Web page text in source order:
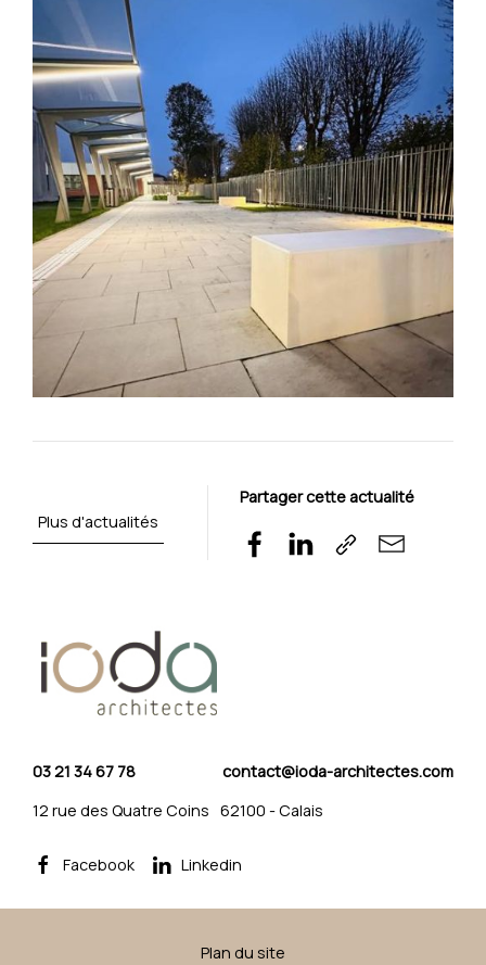
Plus d'actualités
Partager cette actualité
03 21 34 67 78
contact@ioda-architectes.com
12 rue des Quatre Coins 62100 -Calais
Facebook Linkedin
Plan du site